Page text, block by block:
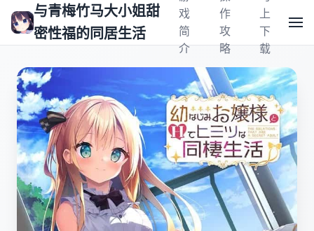
与青梅竹马大小姐甜
密性福的同居生活
戏
简
介
作
攻
略
上
下
载